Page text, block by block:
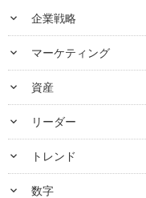
keyboard_arrow_down 企業戦略
keyboard_arrow_down マーケティング
keyboard_arrow_down 資産
keyboard_arrow_down リーダー
keyboard_arrow_down トレンド
keyboard_arrow_down 数字